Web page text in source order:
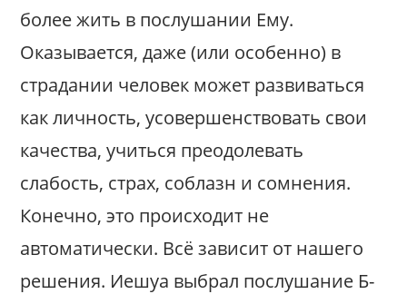
более жить в послушании Ему.
Оказывается, даже (или особенно) в
страдании человек может развиваться
как личность, усовершенствовать свои
качества, учиться преодолевать
слабость, страх, соблазн и сомнения.
Конечно, это происходит не
автоматически. Всё зависит от нашего
решения. Иешуа выбрал послушание Б-